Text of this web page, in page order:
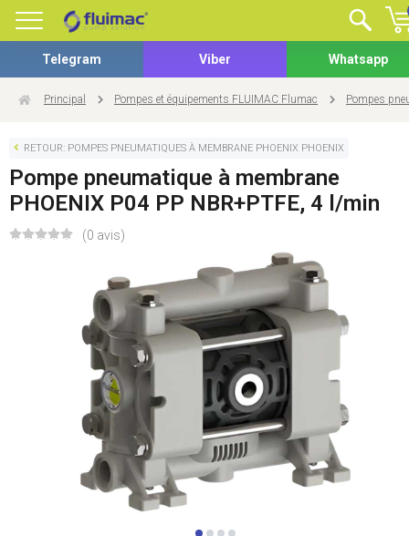
Telegram Viber Whatsapp
Principal Pompes et équipements FLUIMAC Flumac Pompes
RETOUR: POMPES PNEUMATIQUES À MEMBRANE PHOENIX PHOENIX
Pompe pneumatique à membrane
PHOENIX P04 PP NBR+PTFE, 4 l/min
(0 avis)